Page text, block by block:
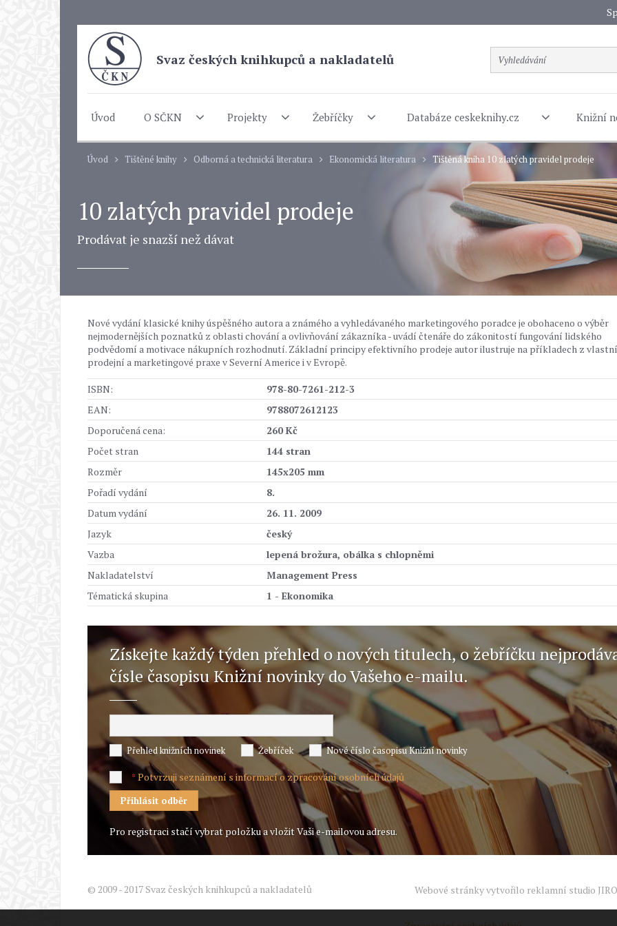
Svaz českých knihkupců a nakladatelů
Úvod O SČKN Projekty Žebříčky Databáze ceskeknihy.cz Knižní
Úvod Tištěné knihy Odborná a technická literatura Ekonomická literatura Tištěná kniha 10 zlatých pravidel prodeje
10 zlatých pravidel prodeje
Prodávat je snazší než dávat
Nové vydání klasické knihy úspěšného autora a známého a vyhledávaného marketingového poradce je obohaceno o výběr
nejmodernějších poznatků z oblasti chování a ovlivňování zákazníka - uvádí čtenáře do zákonitostí fungování lidského
podvědomí a motivace nákupních rozhodnutí. Základní principy efektivního prodeje autor ilustruje na příkladech z vlastní
prodejní a marketingové praxe v Severní Americe i v Evropě.
ISBN:
978-80-7261-212-3
EAN:
9788072612123
Doporučená cena:
260 Kč
Počet stran
144 stran
Rozměr
145x205 mm
Pořadí vydání
8.
Datum vydání
26. 11. 2009
Jazyk
český
Vazba
lepená brožura, obálka s chlopněmi
Nakladatelství
Management Press
Tématická skupina
1 - Ekonomika
Získejte každý týden přehled o nových titulech, o žebříčku
čísle časopisu Knižní novinky do Vašeho e-mailu.
Přehled knižních novinek Žebříček Nové číslo časopisu Knižní novinky
*Potvrzuji seznámení s informací o zpracování osobních údajů
Pro registraci stačí vybrat položku a vložit Vaši e-mailovou adresu.
© 2009 - 2017 Svaz českých knihkupců a nakladatelů Webové stránky vytvořilo reklamní studio